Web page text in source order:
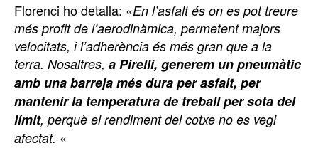
Florenci ho detalla: «En l’asfalt és on es pot treure
més profit de l’aerodinàmica, permetent majors
velocitats, i l’adherència és més gran que a la
terra. Nosaltres, a Pirelli, generem un pneumàtic
amb una barreja més dura per asfalt, per
mantenir la temperatura de treball per sota del
límit, perquè el rendiment del cotxe no es vegi
afectat. «